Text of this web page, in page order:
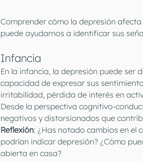
Comprender cómo la depresión
puede ayudarnos a identificar sus
Infancia
En la infancia, la depresión puede ser
capacidad de expresar sus
irritabilidad, pérdida de interés en
Desde la perspectiva cognitivo-
negativos y distorsionados que
Reflexión: ¿Has notado cambios en
podrían indicar depresión? ¿Cómo
abierta en casa?